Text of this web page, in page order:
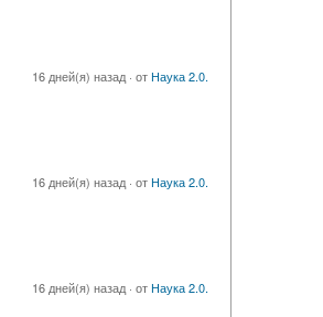
16 дней(я) назад· отНаука 2.0.
16 дней(я) назад· отНаука 2.0.
16 дней(я) назад· отНаука 2.0.